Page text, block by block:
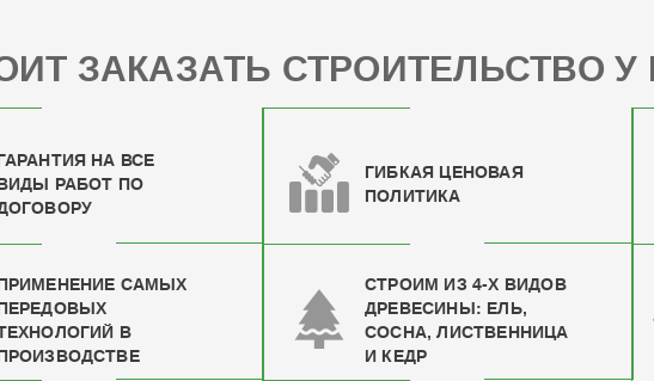
ЗАКАЗАТЬ СТРОИТЕЛЬСТВО У
НА ВСЕ
РАБОТ ПО
ГИБКАЯ ЦЕНОВАЯ
ПОЛИТИКА
САМЫХ
В
СТРОИМ ИЗ 4-Х ВИДОВ
ДРЕВЕСИНЫ: ЕЛЬ,
СОСНА, ЛИСТВЕННИЦА
И КЕДР